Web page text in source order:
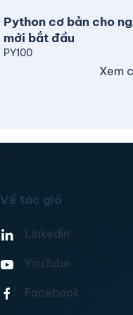
Python cơ bản cho
mới bắt đầu
PY100
Xem
Về tác giả
Linkedin
YouTube
Facebook